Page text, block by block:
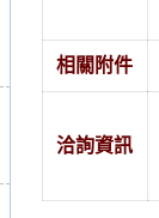
相關附件
洽詢資訊